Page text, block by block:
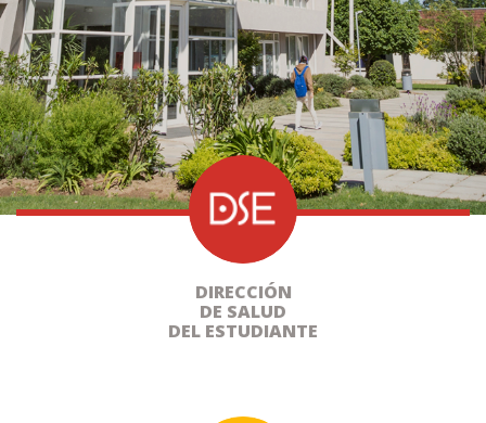
DIRECCIÓN
DE SALUD
DEL ESTUDIANTE